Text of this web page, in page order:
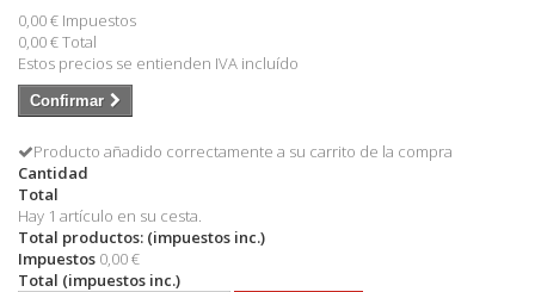
0,00 € Impuestos
0,00 €Total
Estos precios se entienden IVA incluído
Confirmar
Producto añadido correctamente a su carrito de la compra
Cantidad
Total
Hay 1 artículo en su cesta.
Total productos: (impuestos inc.)
Impuestos 0,00 €
Total (impuestos inc.)